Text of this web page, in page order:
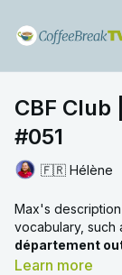
CBF Club
#051
🇫🇷 Hélène
Max's
vocabulary, such
département
geographical
Learn more